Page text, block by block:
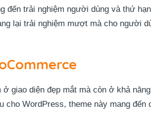
đến trải nghiệm người dùng và thứ
lại trải nghiệm mượt mà cho người
giao diện đẹp mắt mà còn ở khả
WordPress, theme này mang đến